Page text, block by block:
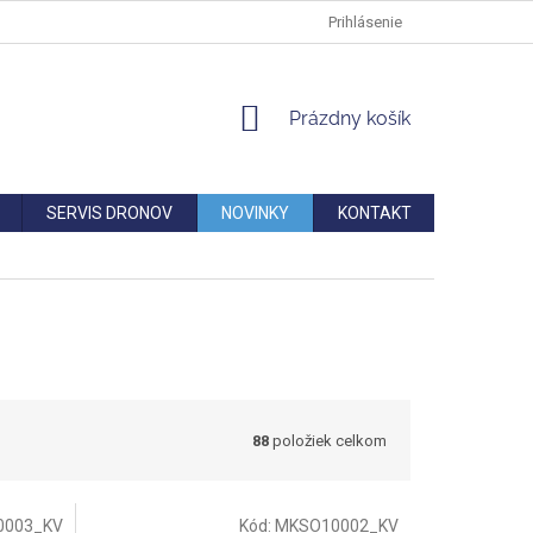
AKO REKLAMOVAŤ/VRÁTIŤ
Prihlásenie
NÁKUPNÝ
Prázdny košík
SERVIS DRONOV NOVINKY KONTAKT
88 položiek celkom
Kód: MKSO10002_KV